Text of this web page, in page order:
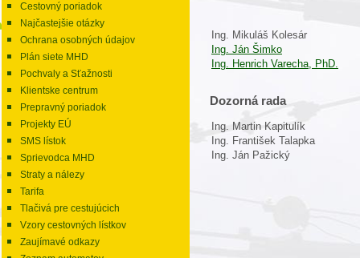
Cestovný poriadok
Najčastejšie otázky
Ochrana osobných údajov
Plán siete MHD
Pochvaly a Sťažnosti
Klientske centrum
Prepravný poriadok
Projekty EÚ
SMS lístok
Sprievodca MHD
Straty a nálezy
Tarifa
Tlačivá pre cestujúcich
Vzory cestovných lístkov
Zaujímavé odkazy
Ing. Mikuláš Kolesár
Ing. Ján Šimko
Ing. Henrich Varecha, PhD.
Dozorná rada
Ing. Martin Kapitulík
Ing. František Talapka
Ing. Ján Pažický